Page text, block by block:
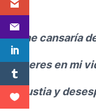
…
No me cansaría
que eres en mi
angustia y